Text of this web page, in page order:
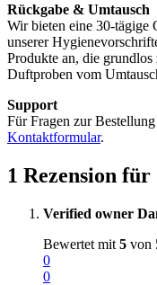
Rückgabe & Umtausch
Wir bieten eine 30-tägige
unserer
Produkte an, die
Duftproben vom
Support
Für Fragen zur
Kontaktformular.
1 Rezension für
Verified owner
Bewertet mit 5 von
0
0